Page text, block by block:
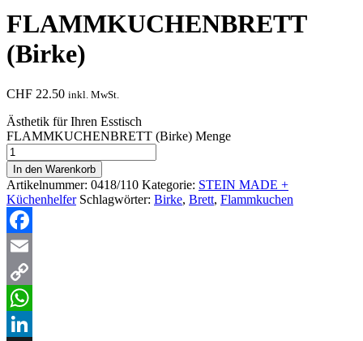
FLAMMKUCHENBRETT
(Birke)
CHF 22.50 inkl. MwSt.
Ästhetik für Ihren Esstisch
FLAMMKUCHENBRETT (Birke) Menge
In den Warenkorb
Artikelnummer: 0418/110 Kategorie: STEIN MADE +
Küchenhelfer Schlagwörter: Birke, Brett, Flammkuchen
Facebook
Email
Copy
Link
WhatsApp